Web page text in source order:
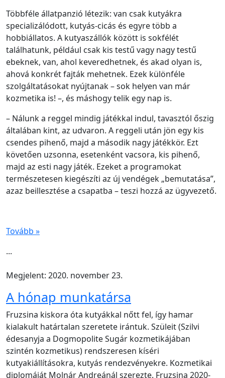
Többféle állatpanzió létezik: van csak kutyákra
specializálódott, kutyás-cicás és egyre több a
hobbiállatos. A kutyaszállók között is sokfélét
találhatunk, például csak kis testű vagy nagy testű
ebeknek, van, ahol keveredhetnek, és akad olyan is,
ahová konkrét fajták mehetnek. Ezek különféle
szolgáltatásokat nyújtanak – sok helyen van már
kozmetika is! –, és máshogy telik egy nap is.
– Nálunk a reggel mindig játékkal indul, tavasztól őszig
általában kint, az udvaron. A reggeli után jön egy kis
csendes pihenő, majd a második nagy játékkör. Ezt
követően uzsonna, esetenként vacsora, kis pihenő,
majd az esti nagy játék. Ezeket a programokat
természetesen kiegészíti az új vendégek „bemutatása”,
azaz beillesztése a csapatba – teszi hozzá az ügyvezető.
Tovább »
...
Megjelent: 2020. november 23.
A hónap munkatársa
Fruzsina kiskora óta kutyákkal nőtt fel, így hamar
kialakult határtalan szeretete irántuk. Szüleit (Szilvi
édesanyja a Dogmopolite Sugár kozmetikájában
szintén kozmetikus) rendszeresen kíséri
kutyakiállításokra, kutyás rendezvényekre. Kozmetikai
diplomáját Molnár Andreánál szerezte. Fruzsina 2020-